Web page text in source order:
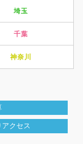
埼玉
千葉
神奈川